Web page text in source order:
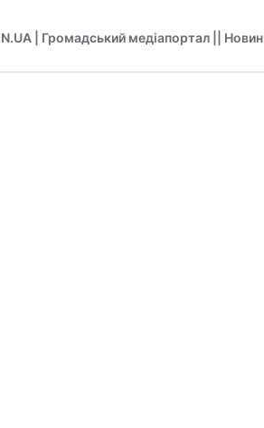
IN.UA | Громадський медіапортал ||